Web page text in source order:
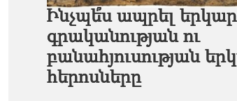
Ինչպե՞ս ապրել
գրականության ու
բանահյուսության
հերոսները